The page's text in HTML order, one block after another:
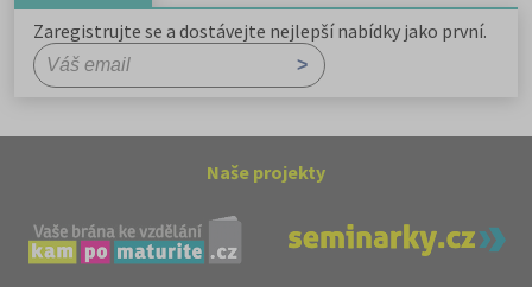
Zaregistrujte se a dostávejte nejlepší nabídky jako první.
Naše projekty